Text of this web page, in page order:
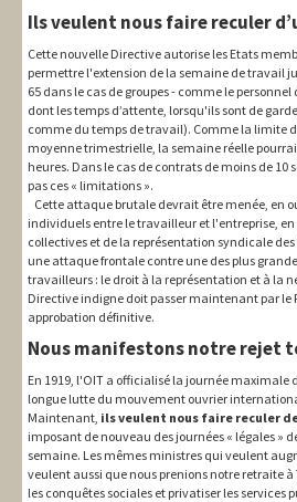
Ils veulent nous faire reculer
Cette nouvelle Directive autorise les Etats
permettre l'extension de la semaine de travail
65 dans le cas de groupes - comme le
dont les temps d’attente, lorsqu'ils sont de
comme du temps de travail). Comme la limite
moyenne trimestrielle, la semaine réelle
heures. Dans le cas de contrats de moins de
pas ces « limitations ».
Cette attaque brutale devrait être menée, en
individuels entre le travailleur et l'entreprise,
collectives et de la représentation syndicale
une attaque frontale contre une des plus
travailleurs : le droit à la représentation et à la
Directive indigne doit passer maintenant par le
approbation définitive.
Nous manifestons notre rejet
En 1919, l'OIT a officialisé la journée maximale
longue lutte du mouvement ouvrier
Maintenant, ils veulent nous faire reculer
imposant de nouveau des journées « légales »
semaine. Les mêmes ministres qui veulent
veulent aussi que nous prenions notre retraite
les conquêtes sociales et privatiser les services